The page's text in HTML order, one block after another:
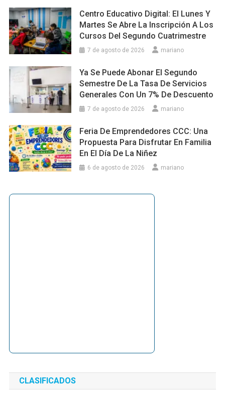
Centro Educativo Digital: El Lunes Y
Martes Se Abre La Inscripción A Los
Cursos Del Segundo Cuatrimestre
7 de agosto de 2026 mariano
Ya Se Puede Abonar El Segundo
Semestre De La Tasa De Servicios
Generales Con Un 7% De Descuento
7 de agosto de 2026 mariano
Feria De Emprendedores CCC: Una
Propuesta Para Disfrutar En Familia
En El Día De La Niñez
6 de agosto de 2026 mariano
CLASIFICADOS